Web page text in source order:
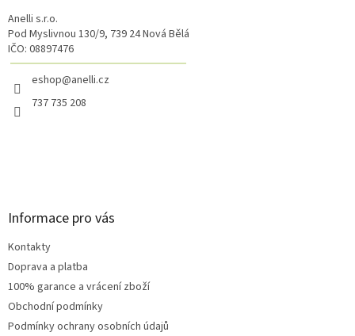
Anelli s.r.o.
Pod Myslivnou 130/9, 739 24 Nová Bělá
IČO: 08897476
eshop@anelli.cz
737 735 208
Informace pro vás
Kontakty
Doprava a platba
100% garance a vrácení zboží
Obchodní podmínky
Podmínky ochrany osobních údajů